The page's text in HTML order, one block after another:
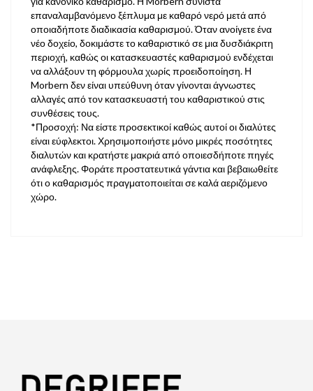
επαναλαμβανόμενο ξέπλυμα με καθαρό νερό μετά από
οποιαδήποτε διαδικασία καθαρισμού. Όταν ανοίγετε ένα
νέο δοχείο, δοκιμάστε το καθαριστικό σε μια δυσδιάκριτη
περιοχή, καθώς οι κατασκευαστές καθαρισμού ενδέχεται
να αλλάξουν τη φόρμουλα χωρίς προειδοποίηση. Η
Morbern δεν είναι υπεύθυνη όταν γίνονται άγνωστες
αλλαγές από τον κατασκευαστή του καθαριστικού στις
συνθέσεις τους.
*Προσοχή: Να είστε προσεκτικοί καθώς αυτοί οι διαλύτες
είναι εύφλεκτοι. Χρησιμοποιήστε μόνο μικρές ποσότητες
διαλυτών και κρατήστε μακριά από οποιεσδήποτε πηγές
ανάφλεξης. Φοράτε προστατευτικά γάντια και βεβαιωθείτε
ότι ο καθαρισμός πραγματοποιείται σε καλά αεριζόμενο
χώρο.